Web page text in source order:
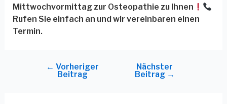
Mittwochvormittag zur Osteopathie zu Ihnen
Rufen Sie einfach an und wir vereinbaren einen
Termin.
← Vorheriger
Beitrag
Nächster
Beitrag →